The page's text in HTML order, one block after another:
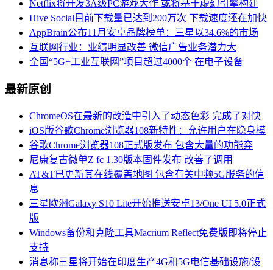
Netflix将开发3A级PC游戏大作 或将基于虚幻引擎构建
Hive Social目前下载量已达到200万次 下载速度还在加快
AppBrain公布11月安卓品牌榜单：三星以34.6%的市场
互联网行业：业绩明显改善 微信广告业务潜力大
全国“5G+工业互联网”项目超过4000个 在电子设备
最新原创
ChromeOS在最新的改造中引入了动态色彩 完成了对快
iOS版谷歌Chrome浏览器108新特性：允许用户在隐身模
谷歌Chrome浏览器108正式版发布 包含大量的功能弃
尼康复古微单Z fc 1.30版本固件发布 改善了调用
AT&T已更新其在线覆盖地图 包含有关中频5G服务的信
息
三星欧洲Galaxy S10 Lite开始推送安卓13/One UI 5.0正式
版
Windows备份和克隆工具Macrium Reflect免费版即将停止
支持
消息称三星将开始在印度生产4G和5G电信基础设施/设